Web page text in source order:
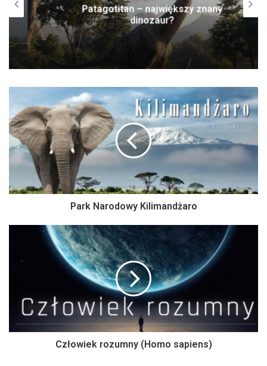
Patagotitan – największy znany
dinozaur?
Park Narodowy Kilimandżaro
Człowiek rozumny (Homo sapiens)